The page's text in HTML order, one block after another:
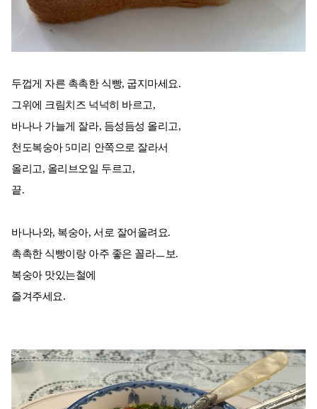
두껍게 자른 촉촉한 식빵, 굽지마세요.
그위에 크림치즈 넉넉히 바르고,
바나나 가늘게 잘라, 듬성듬성 올리고,
천도복숭아 5미리 안쪽으로 잘라서
올리고, 올리브오일 두르고,
끝.
바나나와, 복숭아, 서로 잘어울려요.
촉촉한 식빵이랑 아주 좋은 꼴라ㅡ보.
복숭아 맛있는철에
즐겨주세요.